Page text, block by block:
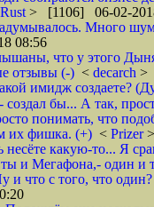
Rust > [1106] 06-02-
Много
08:56
что у этого
отзывы (-) < decarch >
имидж создаете?
создал бы... А так,
понимать, что
их фишка. (+) < Prizer
несёте какую-то... Я
и Мегафона,- один и
и что с того, что